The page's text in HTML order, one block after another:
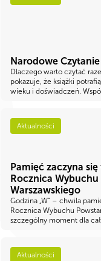
Narodowe
Dlaczego warto czytać
pokazuje, że książki
wieku i doświadczeń.
Aktualności
Pamięć zaczyna
Rocznica Wybuchu
Warszawskiego
Godzina „W” – chwila
Rocznica Wybuchu
szczególny moment dla
Aktualności